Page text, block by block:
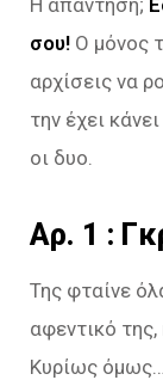
σου! Ο μόνος
αρχίσεις να
την έχει
οι δυο.
Aρ. 1 :
Της φταίνε
αφεντικό
Κυρίως